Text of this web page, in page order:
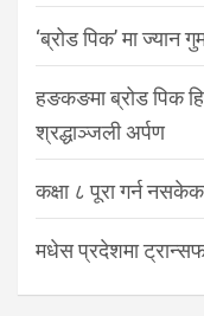
‘ब्रोड पिक’ मा ज्यान
हङकङमा ब्रोड पिक
श्रद्धाञ्जली अर्पण
कक्षा ८ पूरा गर्न
मधेस प्रदेशमा